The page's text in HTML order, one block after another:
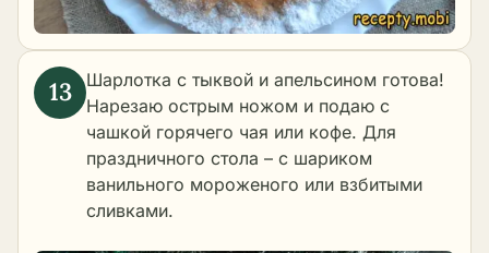
Шарлотка с тыквой и апельсином готова!
Нарезаю острым ножом и подаю с
чашкой горячего чая или кофе. Для
праздничного стола – с шариком
ванильного мороженого или взбитыми
сливками.